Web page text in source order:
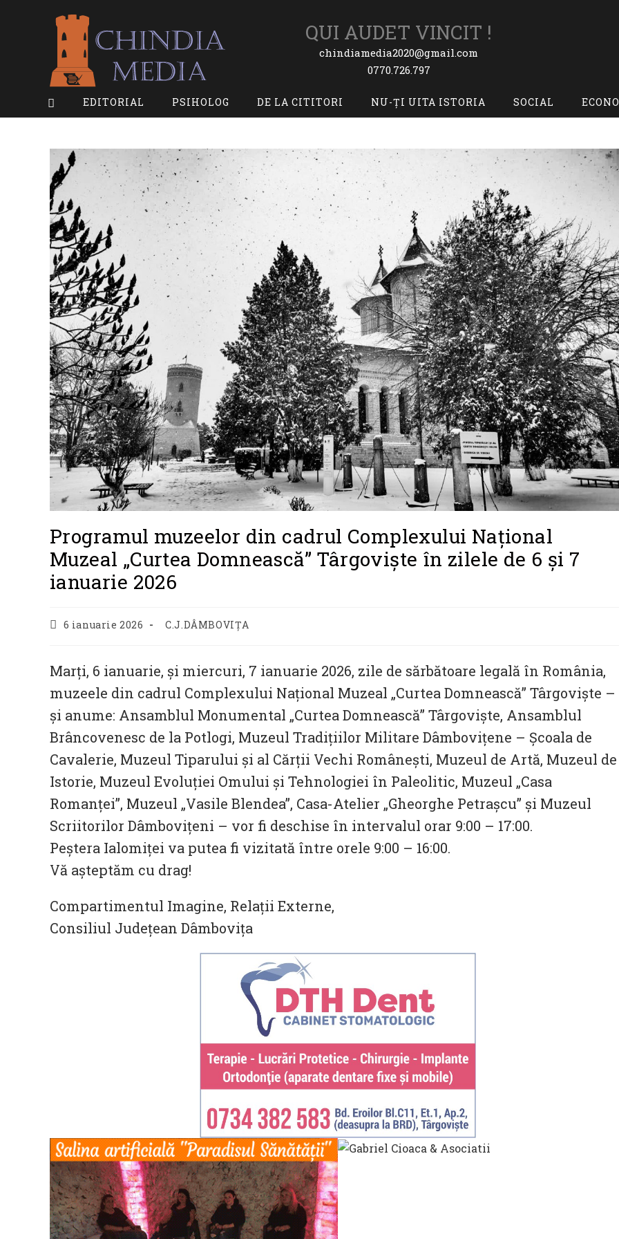
QUI AUDET VINCIT !
chindiamedia2020@gmail.com
0770.726.797
EDITORIAL PSIHOLOG DE LA CITITORI NU-ȚI UITA ISTORIA SOCIAL
Programul muzeelor din cadrul Complexului Naţional
Muzeal „Curtea Domnească” Târgovişte în zilele de 6 și 7
ianuarie 2026
Post6 ianuarie 2026
Post
C.J.DÂMBOVIȚA
Marți, 6 ianuarie, și miercuri, 7 ianuarie 2026, zile de sărbătoare legală în România,
muzeele din cadrul Complexului Naţional Muzeal „Curtea Domnească” Târgovişte –
și anume: Ansamblul Monumental „Curtea Domnească” Târgoviște, Ansamblul
Brâncovenesc de la Potlogi, Muzeul Tradițiilor Militare Dâmbovițene – Școala de
Cavalerie, Muzeul Tiparului şi al Cărţii Vechi Româneşti, Muzeul de Artă, Muzeul de
Istorie, Muzeul Evoluţiei Omului şi Tehnologiei în Paleolitic, Muzeul „Casa
Romanţei”, Muzeul „Vasile Blendea”, Casa-Atelier „Gheorghe Petraşcu” și Muzeul
Scriitorilor Dâmbovițeni – vor fi deschise în intervalul orar 9:00 – 17:00.
Peștera Ialomiței va putea fi vizitată între orele 9:00 – 16:00.
Vă așteptăm cu drag!
Compartimentul Imagine, Relații Externe,
Consiliul Județean Dâmbovița